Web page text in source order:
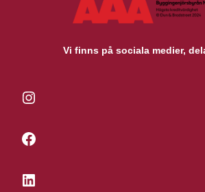
Vi finns på sociala medier,
Instagram
Facebook
LinkedIn